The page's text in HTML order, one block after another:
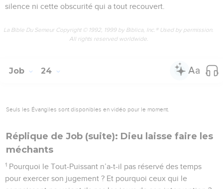
silence ni cette obscurité qui a tout recouvert.
La Bible Du Semeur Copyright © 1992, 1999 by Biblica, Inc.® Used by permission.
All rights reserved worldwide.
Job 24
Seuls les Évangiles sont disponibles en vidéo pour le moment.
Réplique de Job (suite): Dieu laisse faire les
méchants
1 Pourquoi le Tout-Puissant n’a-t-il pas réservé des temps
pour exercer son jugement ? Et pourquoi ceux qui le